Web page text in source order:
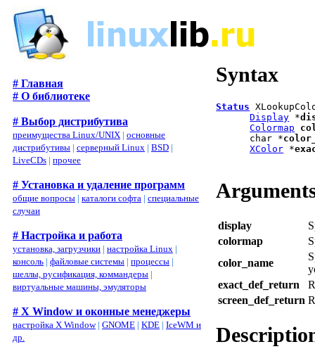
# Главная
# О библиотеке
# Выбор дистрибутива
преимущества Linux/UNIX | основные
дистрибутивы | серверный Linux | BSD |
LiveCDs | прочее
# Установка и удаление программ
общие вопросы | каталоги софта | специальные
случаи
# Настройка и работа
установка, загрузчики | настройка Linux |
консоль | файловые системы | процессы |
шеллы, русификация, коммандеры |
виртуальные машины, эмуляторы
# X Window и оконные менеджеры
настройка X Window| GNOME | KDE | IceWM и
др.
Syntax
Status
Display *
Colormap
      char *
XColor *
display
colormap
color_name
exact_def_return
screen_def_return